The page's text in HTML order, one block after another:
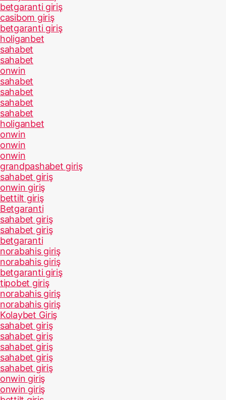
betgaranti giriş
casibom giriş
betgaranti giriş
holiganbet
sahabet
sahabet
onwin
sahabet
sahabet
sahabet
sahabet
holiganbet
onwin
onwin
onwin
grandpashabet giriş
sahabet giriş
onwin giriş
bettilt giriş
Betgaranti
sahabet giriş
sahabet giriş
betgaranti
norabahis giriş
norabahis giriş
betgaranti giriş
tipobet giriş
norabahis giriş
norabahis giriş
Kolaybet Giriş
sahabet giriş
sahabet giriş
sahabet giriş
sahabet giriş
sahabet giriş
onwin giriş
onwin giriş